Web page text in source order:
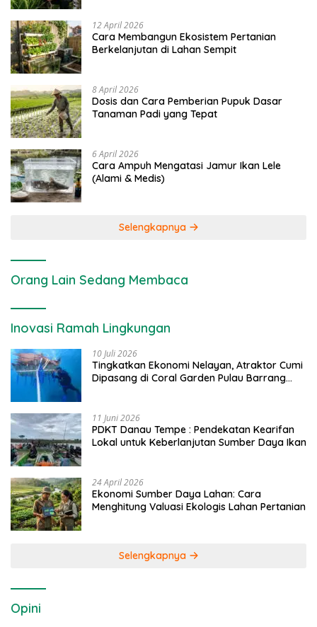
12 April 2026
Cara Membangun Ekosistem Pertanian
Berkelanjutan di Lahan Sempit
8 April 2026
Dosis dan Cara Pemberian Pupuk Dasar
Tanaman Padi yang Tepat
6 April 2026
Cara Ampuh Mengatasi Jamur Ikan Lele
(Alami & Medis)
Selengkapnya
Orang Lain Sedang Membaca
Inovasi Ramah Lingkungan
10 Juli 2026
Tingkatkan Ekonomi Nelayan, Atraktor Cumi
Dipasang di Coral Garden Pulau Barrang
11 Juni 2026
PDKT Danau Tempe : Pendekatan Kearifan
Lokal untuk Keberlanjutan Sumber Daya Ikan
24 April 2026
Ekonomi Sumber Daya Lahan: Cara
Menghitung Valuasi Ekologis Lahan Pertanian
Selengkapnya
Opini